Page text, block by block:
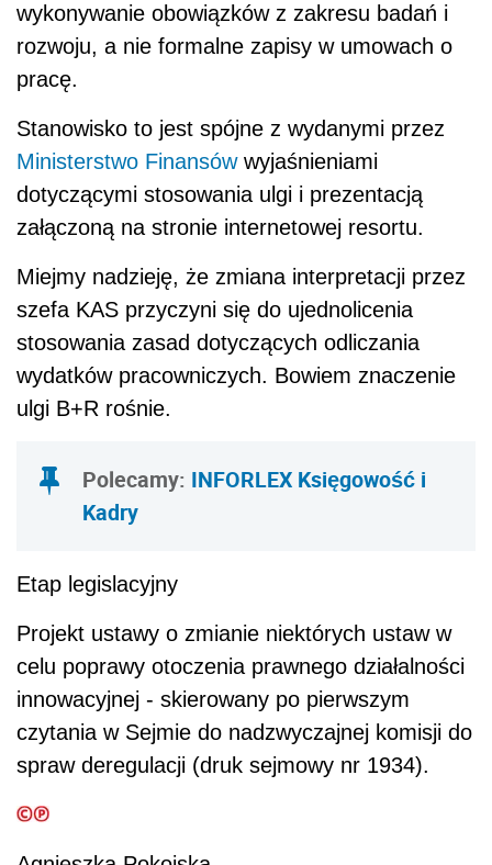
wykonywanie obowiązków z zakresu badań i
rozwoju, a nie formalne zapisy w umowach o
pracę.
Stanowisko to jest spójne z wydanymi przez
Ministerstwo Finansówwyjaśnieniami
dotyczącymi stosowania ulgi i prezentacją
załączoną na stronie internetowej resortu.
Miejmy nadzieję, że zmiana interpretacji przez
szefa KAS przyczyni się do ujednolicenia
stosowania zasad dotyczących odliczania
wydatków pracowniczych. Bowiem znaczenie
ulgi B+R rośnie.
Polecamy: INFORLEX Księgowość i
Kadry
Etap legislacyjny
Projekt ustawy o zmianie niektórych ustaw w
celu poprawy otoczenia prawnego działalności
innowacyjnej - skierowany po pierwszym
czytania w Sejmie do nadzwyczajnej komisji do
spraw deregulacji (druk sejmowy nr 1934).